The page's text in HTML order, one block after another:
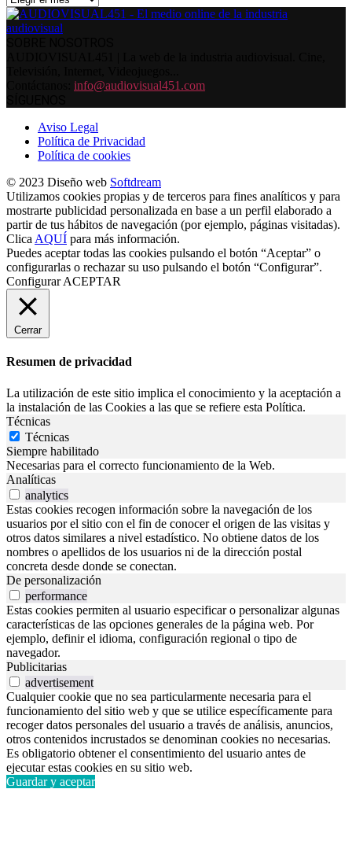
info@audiovisual451.com
Aviso Legal
Política de Privacidad
Política de cookies
© 2023 Diseño web Softdream
Utilizamos cookies propias y de terceros para fines analíticos y para
mostrarte publicidad personalizada en base a un perfil elaborado a
partir de tus hábitos de navegación (por ejemplo, páginas visitadas).
Clica AQUÍ para más información.
Puedes aceptar todas las cookies pulsando el botón “Aceptar” o
configurarlas o rechazar su uso pulsando el botón “Configurar”.
Configurar ACEPTAR
Cerrar
Resumen de privacidad
La utilización de este sitio implica el conocimiento y la aceptación a
la instalación de las Cookies a las que se refiere esta Política.
Técnicas
Técnicas
Siempre habilitado
Necesarias para el correcto funcionamiento de la Web.
Analíticas
analytics
Estas cookies recogen información sobre la navegación de los
usuarios por el sitio con el fin de conocer el origen de las visitas y
otros datos similares a nivel estadístico. No obtiene datos de los
nombres o apellidos de los usuarios ni de la dirección postal
concreta desde donde se conectan.
De personalización
performance
Estas cookies permiten al usuario especificar o personalizar algunas
características de las opciones generales de la página web. Por
ejemplo, definir el idioma, configuración regional o tipo de
navegador.
Publicitarias
advertisement
Cualquier cookie que no sea particularmente necesaria para el
funcionamiento del sitio web y que se utilice específicamente para
recoger datos personales del usuario a través de análisis, anuncios,
otros contenidos incrustados se denominan cookies no necesarias.
Es obligatorio obtener el consentimiento del usuario antes de
ejecutar estas cookies en su sitio web.
Guardar y aceptar